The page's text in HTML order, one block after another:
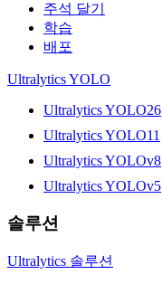
주석 달기
학습
배포
Ultralytics YOLO
Ultralytics YOLO26
Ultralytics YOLO11
Ultralytics YOLOv8
Ultralytics YOLOv5
솔루션
Ultralytics 솔루션